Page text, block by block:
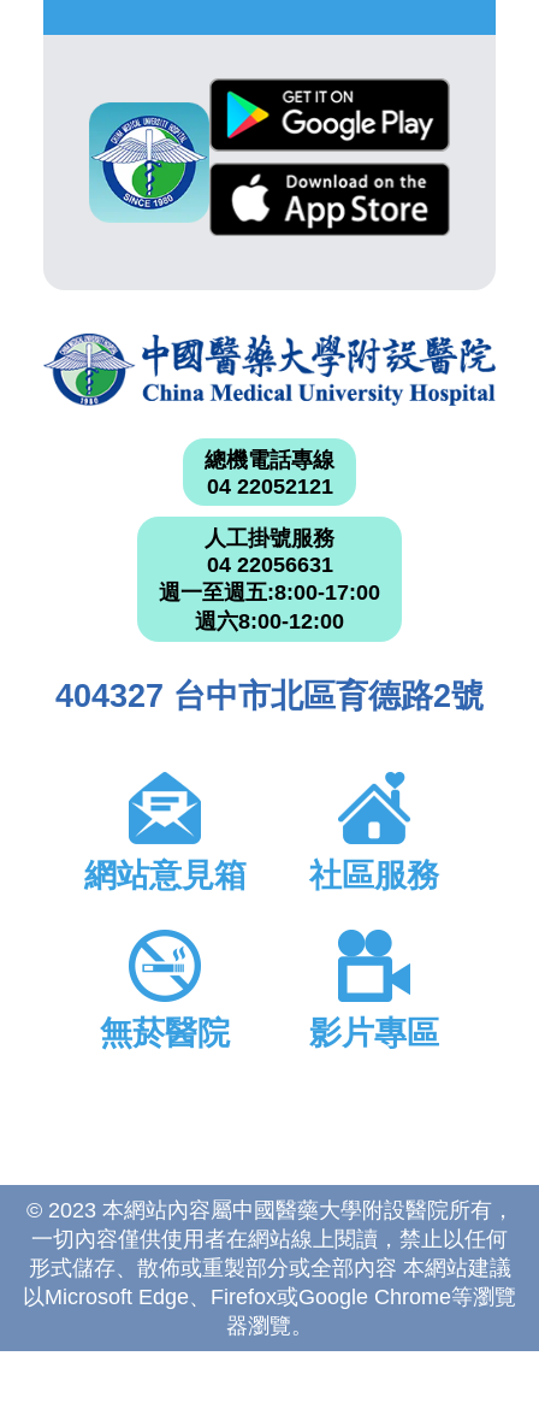
總機電話專線
04 22052121
人工掛號服務
04 22056631
週一至週五:8:00-17:00
週六8:00-12:00
404327 台中市北區育德路2號
網站意見箱 社區服務
無菸醫院 影片專區
© 2023 本網站內容屬中國醫藥大學附設醫院所有，
一切內容僅供使用者在網站線上閱讀，禁止以任何
形式儲存、散佈或重製部分或全部內容 本網站建議
以Microsoft Edge、Firefox或Google Chrome等瀏覽
器瀏覽。